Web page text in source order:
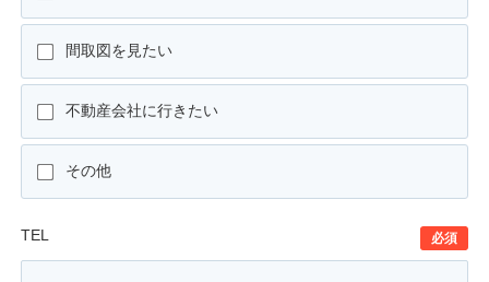
間取図を見たい
不動産会社に行きたい
その他
TEL 必須